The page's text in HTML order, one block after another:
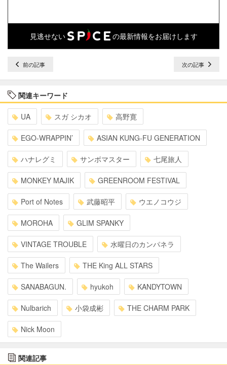
見逃せない の最新情報をお届けします
前の記事 次の記事
関連キーワード
UA スガ シカオ 高野寛
EGO-WRAPPIN’ ASIAN KUNG-FU GENERATION
ハナレグミ サンボマスター 七尾旅人
MONKEY MAJIK GREENROOM FESTIVAL
Port of Notes 武藤昭平 ウエノコウジ
MOROHA GLIM SPANKY
VINTAGE TROUBLE 水曜日のカンパネラ
The Wailers THE King ALL STARS
SANABAGUN. hyukoh KANDYTOWN
Nulbarich 小袋成彬 THE CHARM PARK
Nick Moon
関連記事